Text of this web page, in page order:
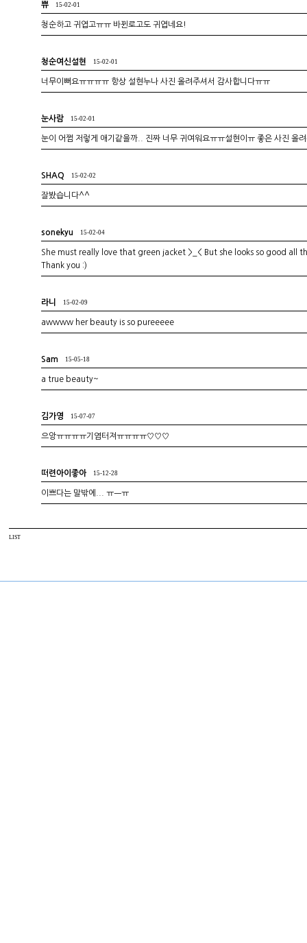
쀼 15-02-01
청순하고 귀엽고ㅠㅠ 바뀐로고도 귀엽네요!
청순여신설현 15-02-01
너무이뻐요ㅠㅠㅠㅠ 항상 설현누나 사진 올려주셔서 감사합니다ㅠㅠ
눈사람 15-02-01
눈이 어쩜 저렇게 애기같을까.. 진짜 너무 귀여워요ㅠㅠ설현이ㅠ 좋은 사진 올
SHAQ 15-02-02
잘봤습니다^^
sonekyu 15-02-04
She must really love that green jacket >_< But she looks so good all
Thank you :)
라니 15-02-09
awwww her beauty is so pureeeee
Sam 15-05-18
a true beauty~
김가영 15-07-07
으앙ㅠㅠㅠㅠ기염터져ㅠㅠㅠㅠ♡♡♡
떠련아이좋아 15-12-28
이쁘다는 말밖에... ㅠㅡㅠ
LIST